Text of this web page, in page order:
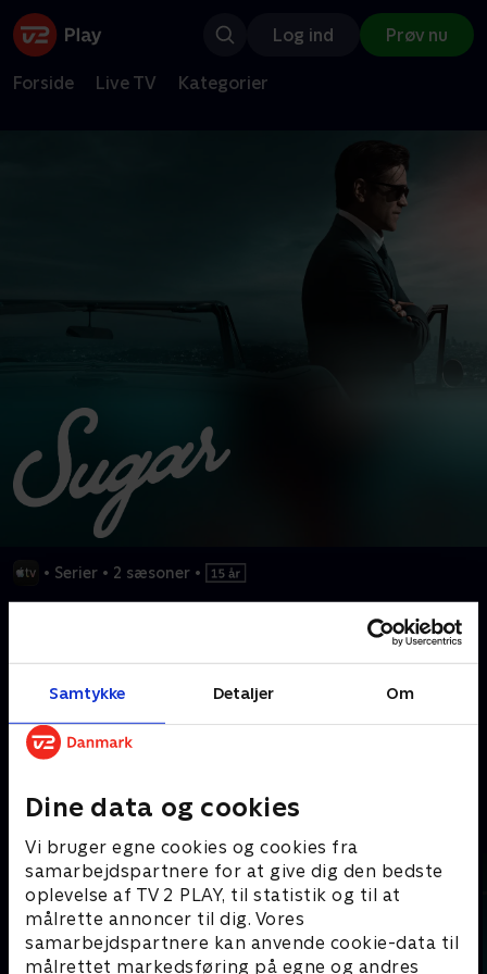
Samtykke Detaljer Om
Dine data og cookies
Vi bruger egne cookies og cookies fra
samarbejdspartnere for at give dig den bedste
oplevelse af TV 2 PLAY, til statistik og til at
målrette annoncer til dig. Vores
samarbejdspartnere kan anvende cookie-data til
målrettet markedsføring på egne og andres
Log ind Prøv nu
Forside Live TV Kategorier
• Serier • 2 sæsoner •
Colin Farrell er John Sugar, en flot privatdetektiv, som navigerer
de mørke afkroge af solrige L.A. Selv om Sugar kun ser det gode
i menneskeheden, er han plaget af en hemmelighed, der er for
farlig at afsløre.
Mere indhold fra Apple TV